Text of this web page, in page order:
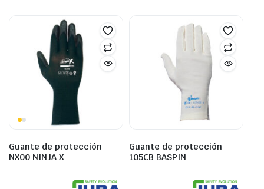
Guante de protección
NX00 NINJA X
Guante de protección
105CB BASPIN